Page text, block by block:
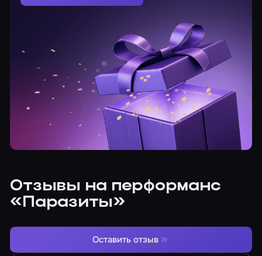
Отзывы на перформанс
«Паразиты»
Оставить отзыв